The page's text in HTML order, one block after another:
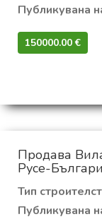
Публикувана
150000.00 €‎
Продава
Русе-
Тип
Публикувана